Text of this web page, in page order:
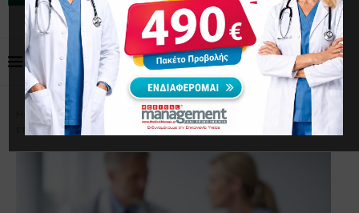
Home Επικαιρότητα
Ιατρική επικαιρότητα για
επαγγελματίες υγείας